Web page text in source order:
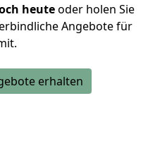
heuteoder holen Sie
Angebote für
erhalten